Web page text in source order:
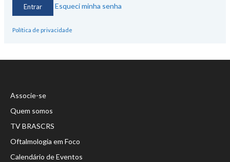
Esqueci minha senha
Política de privacidade
Associe-se
Quem somos
TV BRASCRS
Oftalmologia em Foco
Calendário de Eventos